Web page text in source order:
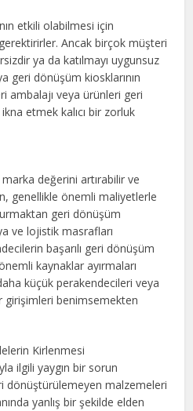
etkili olabilmesi için
Ancak birçok müşteri
ya da katılmayı uygunsuz
geri dönüşüm kiosklarının
ambalajı veya ürünleri geri
etmek kalıcı bir zorluk
değerini artırabilir ve
genellikle önemli maliyetlerle
geri dönüşüm
ve lojistik masrafları
başarılı geri dönüşüm
kaynaklar ayırmaları
küçük perakendecileri veya
girişimleri benimsemekten
Kirlenmesi
ilgili yaygın bir sorun
dönüştürülemeyen malzemeleri
yanlış bir şekilde elden